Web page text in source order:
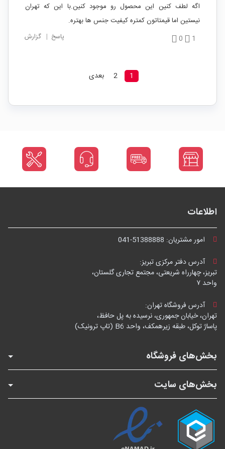
اگه لطف کنین این محصول رو موجود کنین.با این که تهران
نیستین اما قیمتاتون کمتره کیفیت جنس ها بهتره.
1
0 پاسخ | گزارش
1
2 بعدی
اطلاعات
امور مشتریان: 041-51388888
آدرس دفتر مرکزی تبریز:
تبریز، چهارراه شریعتی، مجتمع تجاری گلستان،
واحد ۷
آدرس فروشگاه تهران:
تهران، خیابان جمهوری، نرسیده به پل حافظ،
پاساژ توکل، طبقه زیرهمکف، واحد B6 (تاپ ترونیک)
بخش‌های فروشگاه
بخش‌های سایت